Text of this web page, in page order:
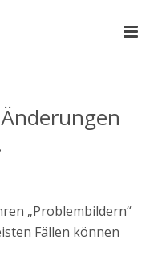
„Problembildern“
Fällen können